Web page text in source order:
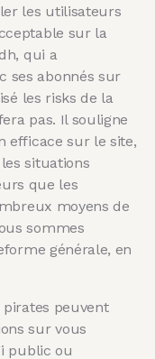
les utilisateurs
sur la
qui a
ses abonnés sur
les risks de la
pas. Il souligne
efficace sur le site,
situations
que les
moyens de
sommes
générale, en
peuvent
sur vous
public ou